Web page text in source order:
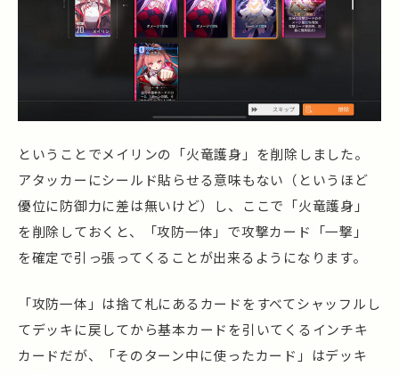
ということでメイリンの「火竜護身」を削除しました。
アタッカーにシールド貼らせる意味もない（というほど
優位に防御力に差は無いけど）し、ここで「火竜護身」
を削除しておくと、「攻防一体」で攻撃カード「一撃」
を確定で引っ張ってくることが出来るようになります。
「攻防一体」は捨て札にあるカードをすべてシャッフルし
てデッキに戻してから基本カードを引いてくるインチキ
カードだが、「そのターン中に使ったカード」はデッキ